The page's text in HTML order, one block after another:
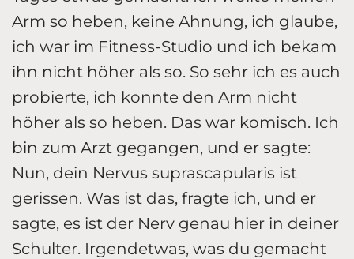
Arm so heben, keine Ahnung, ich glaube,
ich war im Fitness-Studio und ich bekam
ihn nicht höher als so. So sehr ich es auch
probierte, ich konnte den Arm nicht
höher als so heben. Das war komisch. Ich
bin zum Arzt gegangen, und er sagte:
Nun, dein Nervus suprascapularis ist
gerissen. Was ist das, fragte ich, und er
sagte, es ist der Nerv genau hier in deiner
Schulter. Irgendetwas, was du gemacht